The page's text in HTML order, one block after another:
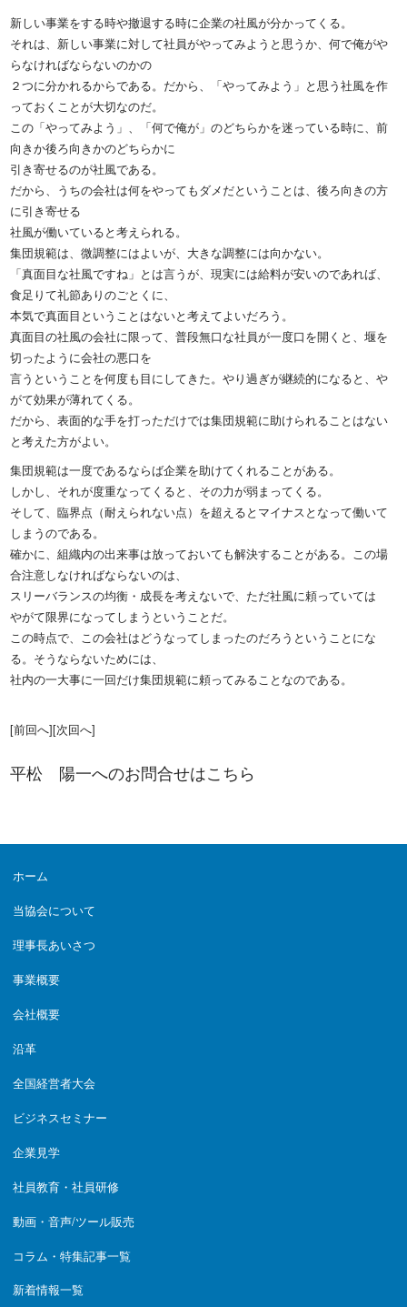
新しい事業をする時や撤退する時に企業の社風が分かってくる。
それは、新しい事業に対して社員がやってみようと思うか、何で俺がや
らなければならないのかの
２つに分かれるからである。だから、「やってみよう」と思う社風を作
っておくことが大切なのだ。
この「やってみよう」、「何で俺が」のどちらかを迷っている時に、前
向きか後ろ向きかのどちらかに
引き寄せるのが社風である。
だから、うちの会社は何をやってもダメだということは、後ろ向きの方
に引き寄せる
社風が働いていると考えられる。
集団規範は、微調整にはよいが、大きな調整には向かない。
「真面目な社風ですね」とは言うが、現実には給料が安いのであれば、
食足りて礼節ありのごとくに、
本気で真面目ということはないと考えてよいだろう。
真面目の社風の会社に限って、普段無口な社員が一度口を開くと、堰を
切ったように会社の悪口を
言うということを何度も目にしてきた。やり過ぎが継続的になると、や
がて効果が薄れてくる。
だから、表面的な手を打っただけでは集団規範に助けられることはない
と考えた方がよい。
集団規範は一度であるならば企業を助けてくれることがある。
しかし、それが度重なってくると、その力が弱まってくる。
そして、臨界点（耐えられない点）を超えるとマイナスとなって働いて
しまうのである。
確かに、組織内の出来事は放っておいても解決することがある。この場
合注意しなければならないのは、
スリーバランスの均衡・成長を考えないで、ただ社風に頼っていては
やがて限界になってしまうということだ。
この時点で、この会社はどうなってしまったのだろうということにな
る。そうならないためには、
社内の一大事に一回だけ集団規範に頼ってみることなのである。
[前回へ][次回へ]
平松 陽一へのお問合せはこちら
ホーム
当協会について
理事長あいさつ
事業概要
会社概要
沿革
全国経営者大会
ビジネスセミナー
企業見学
社員教育・社員研修
動画・音声/ツール販売
コラム・特集記事一覧
新着情報一覧